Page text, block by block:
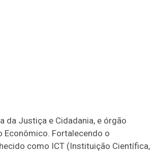
da Justiça e Cidadania, e órgão
Econômico. Fortalecendo o
como ICT (Instituição Científica,
Duplasena